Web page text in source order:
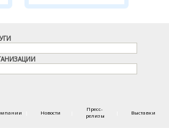
Новости
Пресс-
релизы
Выставки